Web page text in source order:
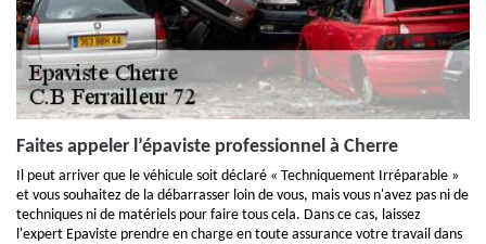
Faites appeler l’épaviste professionnel à Cherre
Il peut arriver que le véhicule soit déclaré « Techniquement Irréparable »
et vous souhaitez de la débarrasser loin de vous, mais vous n'avez pas ni de
techniques ni de matériels pour faire tous cela. Dans ce cas, laissez
l'expert Epaviste prendre en charge en toute assurance votre travail dans